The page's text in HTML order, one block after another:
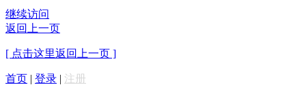
继续访问
返回上一页
[ 点击这里返回上一页 ]
首页 | 登录 | 注册